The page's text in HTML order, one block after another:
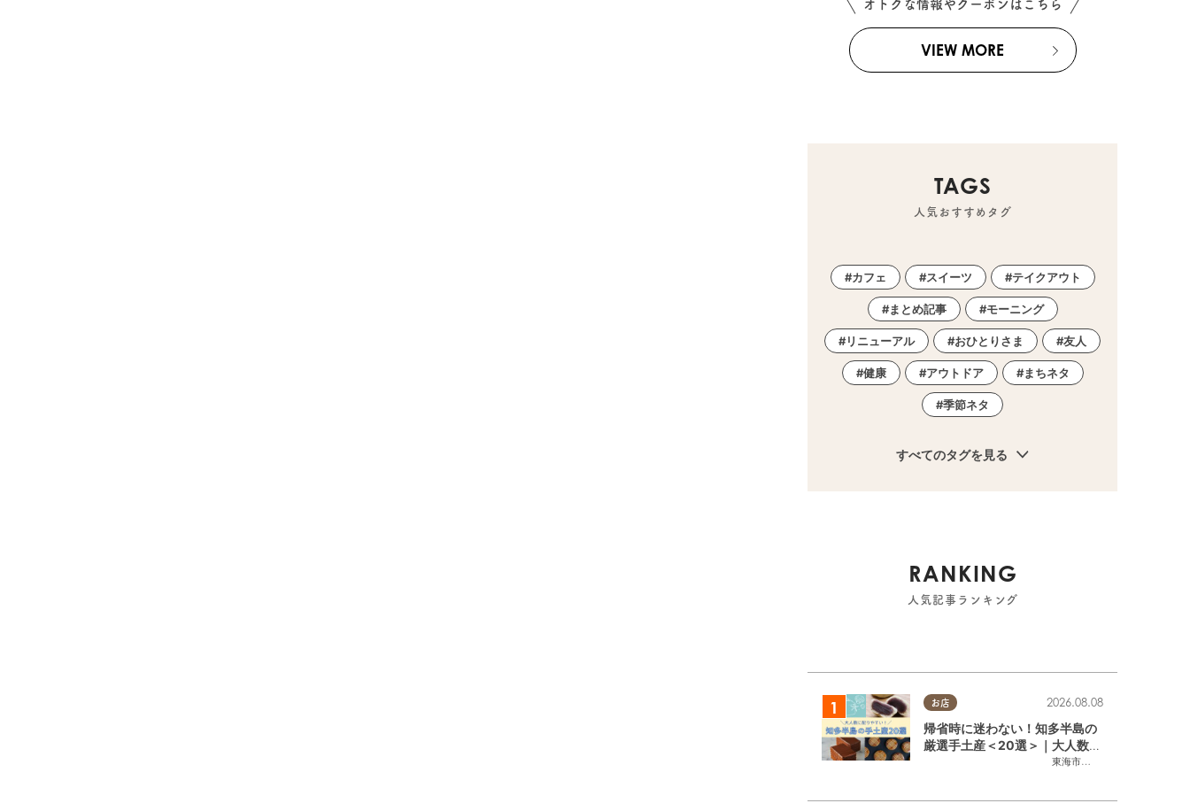
オトクな情報やクーポンはこちら
VIEW MORE
TAGS
人気おすすめタグ
カフェ スイーツ テイクアウト
まとめ記事 モーニング
リニューアル おひとりさま 友人
健康 アウトドア まちネタ
季節ネタ
すべてのタグを見る
RANKING
人気記事ランキング
お店
東海市
,大府市
2026.08.08
帰省時に迷わない！知多半島の
厳選手土産＜20選＞｜大人数に
配りやすい個包装ギフト